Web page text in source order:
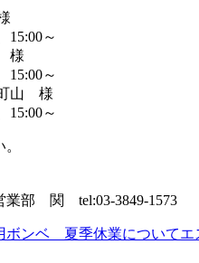
～
様
～
山 様
～
業部 関 tel:03-3849-1573
ボンベ 夏季休業についてエ